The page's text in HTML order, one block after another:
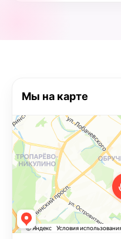
Мы на карте